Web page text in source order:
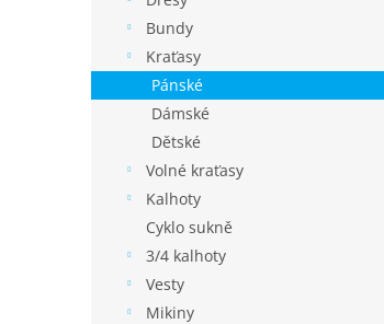
n
e
Bundy
Kraťasy
Pánské
Dámské
Dětské
Volné kraťasy
Kalhoty
Cyklo sukně
3/4 kalhoty
Vesty
Mikiny